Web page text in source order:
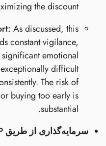
the discount.
As discussed, this
constant vigilance,
emotional
difficult
The risk of
buying too early is
substantial.
سرمایه‌گذاری از طریق SIPهای منظم: